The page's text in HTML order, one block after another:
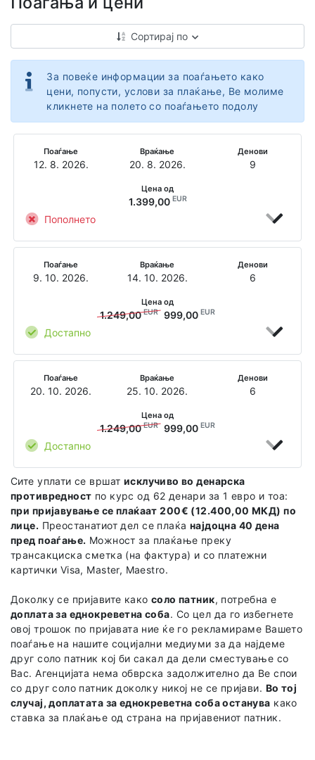
Сортирај по
За повеќе информации за поаѓањето како
цени, попусти, услови за плаќање, Ве молиме
кликнете на полето со поаѓањето подолу
Поаѓање
12. 8. 2026.
Враќање
20. 8. 2026.
Денови
9
Пополнето
Цена од
1.399,00 EUR
Поаѓање
9. 10. 2026.
Враќање
14. 10. 2026.
Денови
6
Достапно
Цена од
1.249,00EUR 999,00 EUR
Поаѓање
20. 10. 2026.
Враќање
25. 10. 2026.
Денови
6
Достапно
Цена од
1.249,00EUR 999,00 EUR
Сите уплати се вршат исклучиво во денарска
противредност по курс од 62 денари за 1 евро и тоа:
при пријавување се плаќаат 200€ (12.400,00 МКД) по
лице. Преостанатиот дел се плаќа најдоцна 40 дена
пред поаѓање. Можност за плаќање преку
трансакциска сметка (на фактура) и со платежни
картички Visa, Master, Maestro.
Доколку се пријавите како соло патник, потребна е
доплата за еднокреветна соба. Со цел да го избегнете
овој трошок по пријавата ние ќе го рекламираме Вашето
поаѓање на нашите социјални медиуми за да најдеме
друг соло патник кој би сакал да дели сместување со
Вас. Агенцијата нема обврска задолжително да Ве спои
со друг соло патник доколку никој не се пријави. Во тој
случај, доплатата за еднокреветна соба останува како
ставка за плаќање од страна на пријавениот патник.